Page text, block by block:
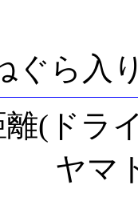
入り"
(ドラ
マ